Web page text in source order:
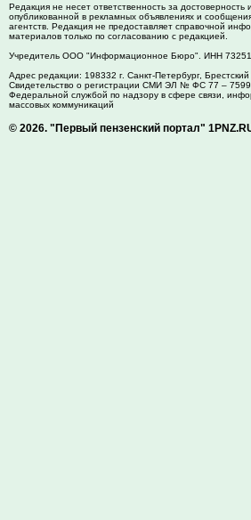
Редакция не несет ответственность за достоверность
опубликованной в рекламных объявлениях и
агентств. Редакция не предоставляет справочной
материалов только по согласованию с редакцией.
Учредитель ООО "Информационное Бюро". ИНН
Адрес редакции: 198332 г. Санкт-Петербург,
Свидетельство о регистрации СМИ ЭЛ № ФС 77 –
Федеральной службой по надзору в сфере связи,
массовых коммуникаций
© 2026. "Первый пензенский портал"